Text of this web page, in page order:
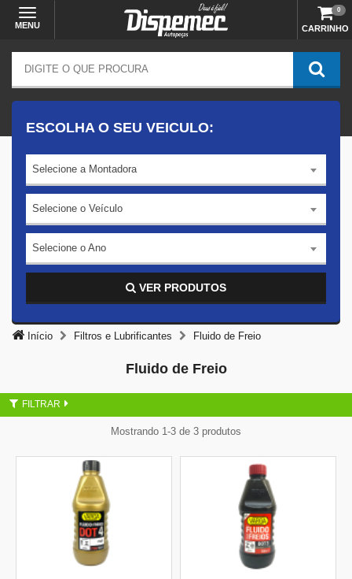
MENU CARRINHO
0
ESCOLHA O SEU VEICULO:
Selecione a Montadora
Selecione o Veículo
Selecione o Ano
VER PRODUTOS
Início Filtros e Lubrificantes Fluido de Freio
Fluido de Freio
FILTRAR
Mostrando 1-3 de 3 produtos